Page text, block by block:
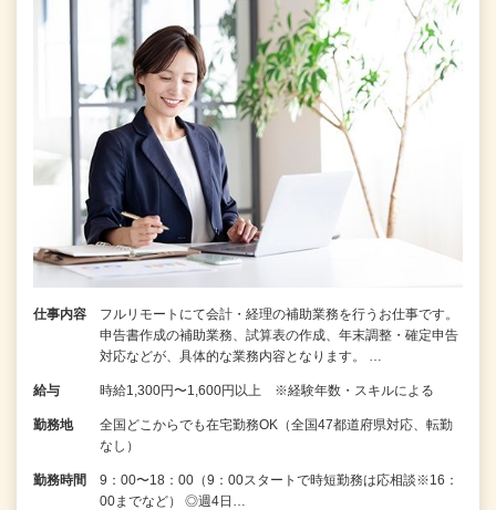
仕事内容
フルリモートにて会計・経理の補助業務を行うお仕事です。
申告書作成の補助業務、試算表の作成、年末調整・確定申告
対応などが、具体的な業務内容となります。 …
給与 時給1,300円〜1,600円以上 ※経験年数・スキルによる
勤務地
全国どこからでも在宅勤務OK（全国47都道府県対応、転勤
なし）
勤務時間
9：00〜18：00（9：00スタートで時短勤務は応相談※16：
00までなど） ◎週4日…